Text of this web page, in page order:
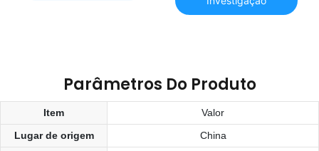
PET de 2 litros com
Parâmetros Do Produto
Item
Valor
Lugar de origem
China